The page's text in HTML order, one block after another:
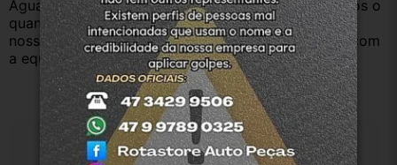
Aguardamos sua pergunta ou compra e atenderemos o
quanto antes. Aceitamos retirada dos produtos em
nossa loja física também, basta entrar em contato com
a equipe Rotasul e tiramos suas dúvidas.
Especificações